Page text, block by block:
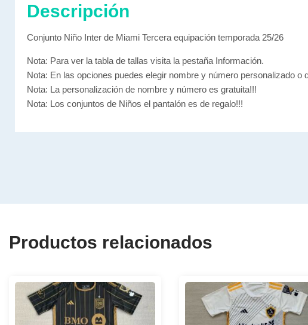
Descripción
Conjunto Niño Inter de Miami Tercera equipación temporada 25/26
Nota: Para ver la tabla de tallas visita la pestaña Información.
Nota: En las opciones puedes elegir nombre y número personalizado o
Nota: La personalización de nombre y número es gratuita!!!
Nota: Los conjuntos de Niños el pantalón es de regalo!!!
Productos relacionados